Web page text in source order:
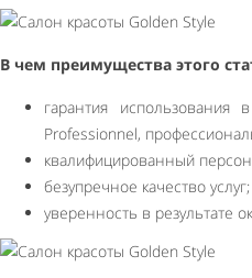
В чем преимущества этого
гарантия
Professionnel,
квалифицированный
безупречное качество услуг;
уверенность в результате